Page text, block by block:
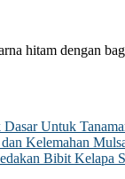
hitam dengan
Dasar Untuk
Kelemahan
Bibit Kelapa